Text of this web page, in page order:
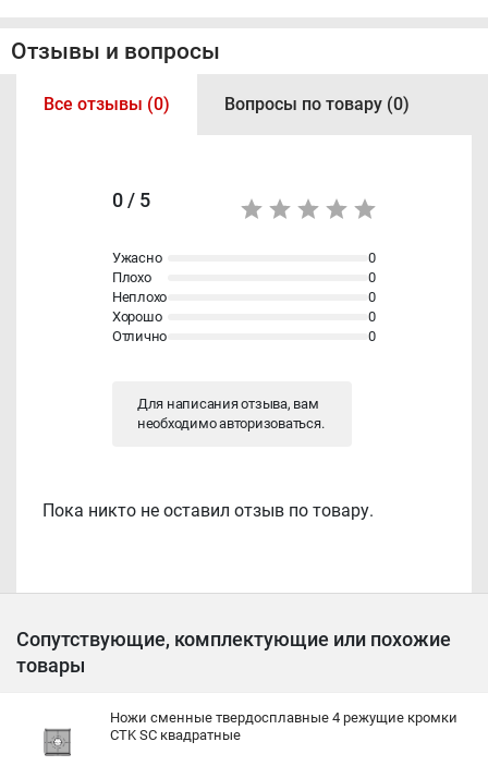
Отзывы и вопросы
Все отзывы (0) Вопросы по товару (0)
Пока никто не оставил отзыв по товару.
0 / 5
Ужасно
0
Плохо
0
Неплохо
0
Хорошо
0
Отлично
0
Для написания отзыва, вам
необходимоавторизоваться.
Сопутствующие, комплектующие или похожие
товары
Ножи сменные твердосплавные 4 режущие кромки
CTK SC квадратные